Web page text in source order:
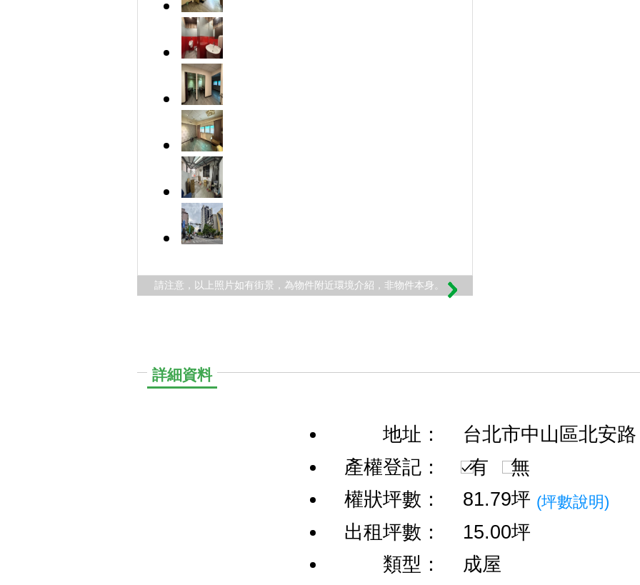
請注意，以上照片如有街景，為物件附近環境介紹，非物件本身。
詳細資料
地址：
台北市中山區北安路
產權登記：
有
無
權狀坪數：
81.79坪 (坪數說明)
出租坪數：
15.00坪
類型：
成屋